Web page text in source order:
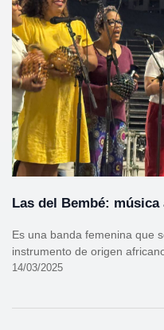
Las del Bembé: música
Es una banda femenina que
instrumento de origen
14/03/2025